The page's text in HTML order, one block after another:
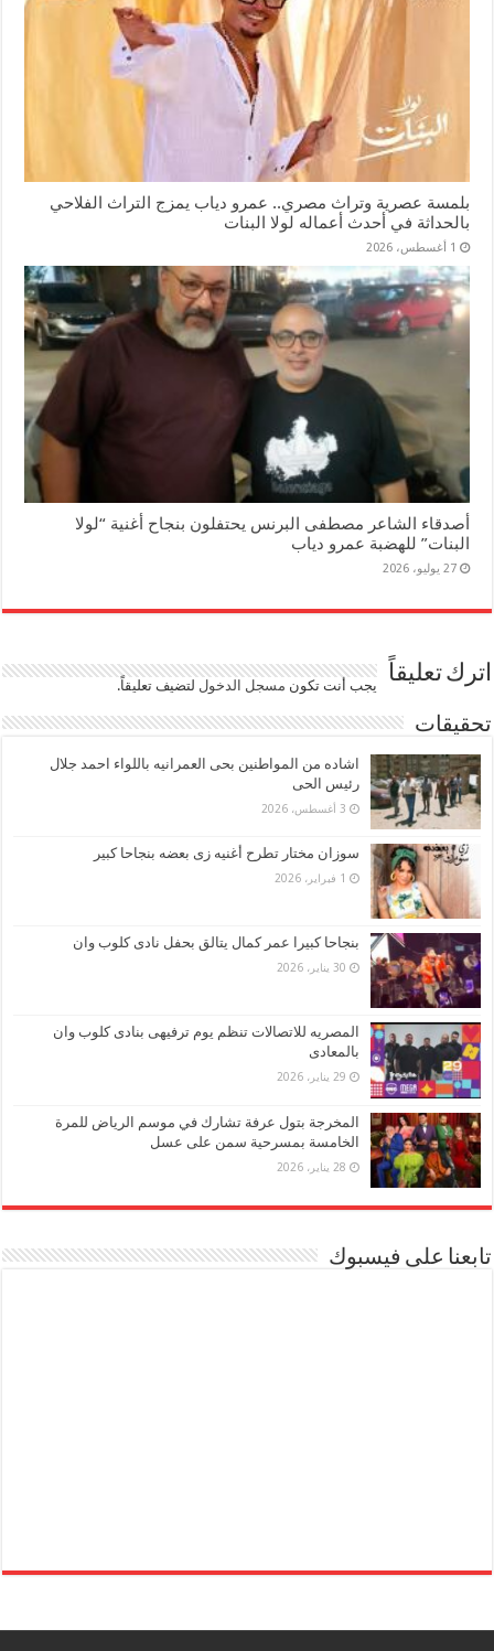
بلمسة عصرية وتراث مصري.. عمرو دياب يمزج التراث الفلاحي
بالحداثة في أحدث أعماله لولا البنات
1 أغسطس، 2026
أصدقاء الشاعر مصطفى البرنس يحتفلون بنجاح أغنية “لولا
البنات” للهضبة عمرو دياب
27 يوليو، 2026
اترك تعليقاً يجب أنت تكون مسجل الدخول لتضيف تعليقاً.
تحقيقات
اشاده من المواطنين بحى العمرانيه باللواء احمد جلال
رئيس الحى
3 أغسطس، 2026
سوزان مختار تطرح أغنيه زى بعضه بنجاحا كبير
1 فبراير، 2026
بنجاحا كبيرا عمر كمال يتالق بحفل نادى كلوب وان
30 يناير، 2026
المصريه للاتصالات تنظم يوم ترفيهى بنادى كلوب وان
بالمعادى
29 يناير، 2026
المخرجة بتول عرفة تشارك في موسم الرياض للمرة
الخامسة بمسرحية سمن على عسل
28 يناير، 2026
تابعنا على فيسبوك